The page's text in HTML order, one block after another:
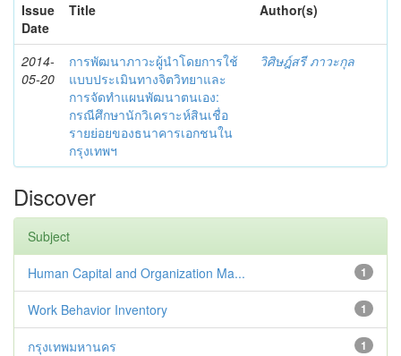
Issue
Date
Title Author(s)
2014-
05-20
การพัฒนาภาวะผู้นำโดยการใช้
แบบประเมินทางจิตวิทยาและ
การจัดทำแผนพัฒนาตนเอง:
กรณีศึกษานักวิเคราะห์สินเชื่อ
รายย่อยของธนาคารเอกชนใน
กรุงเทพฯ
วิศิษฎ์สรี ภาวะกุล
Discover
Subject
1
Human Capital and Organization Ma...
1
Work Behavior Inventory
1
กรุงเทพมหานคร